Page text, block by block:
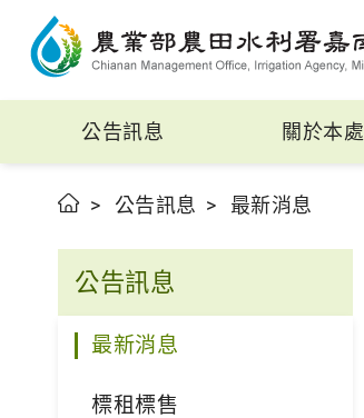
公告訊息 關於本處
公告訊息 最新消息
公告訊息
最新消息
標租標售